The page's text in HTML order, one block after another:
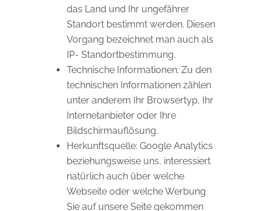
das Land und Ihr ungefährer
Standort bestimmt werden. Diesen
Vorgang bezeichnet man auch als
IP- Standortbestimmung.
Technische Informationen: Zu den
technischen Informationen zählen
unter anderem Ihr Browsertyp, Ihr
Internetanbieter oder Ihre
Bildschirmauflösung.
Herkunftsquelle: Google Analytics
beziehungsweise uns, interessiert
natürlich auch über welche
Webseite oder welche Werbung
Sie auf unsere Seite gekommen